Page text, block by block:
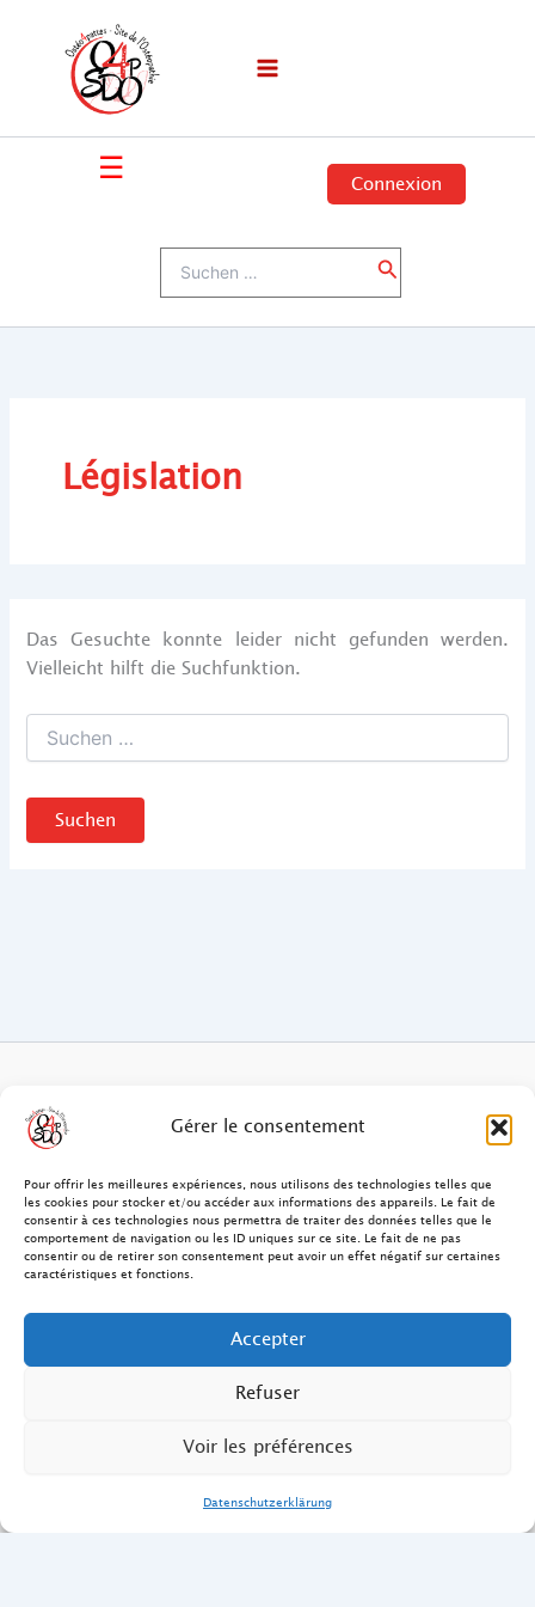
Gérer le consentement
Pour offrir les meilleures expériences, nous utilisons des technologies telles que
les cookies pour stocker et/ou accéder aux informations des appareils. Le fait de
consentir à ces technologies nous permettra de traiter des données telles que le
comportement de navigation ou les ID uniques sur ce site. Le fait de ne pas
consentir ou de retirer son consentement peut avoir un effet négatif sur certaines
caractéristiques et fonctions.
Accepter
Refuser
Voir les préférences
Datenschutzerklärung
springen
☰ Connexion
nach:
Suchen
Législation
Das Gesuchte konnte leider nicht gefunden werden.
Vielleicht hilft die Suchfunktion.
Suchen
nach:
Contact
FAQ Ostéopathie Humaine
Mentions Légales